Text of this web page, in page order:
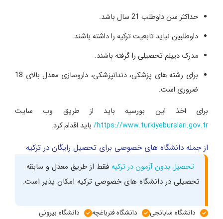
حداکثر سن داوطلب 21 سال باشد.
داوطلبین نباید تابعیت ترکیه را داشته باشند.
مدرک دیپلم تحصیلی را گرفته باشند.
برای رشته های پزشکی، دندانپزشکی، داروسازی معدل بالای 18
ضروری است.
برای اخذ این بورسیه باید از طریق وب سایت
https://www.turkiyeburslari.gov.tr/ باید اقدام کرد.
از جمله دانشگاه های خصوصی برای تحصیل رایگان در ترکیه
تحصیل بدون آزمون در ترکیه فقط از طریق معدل و سابقه
تحصیلی در دانشگاه های خصوصی ترکیه امکان پذیر است.
دانشگاه سابانجی دانشگاه فنرباغچه
دانشگاه بیرونی